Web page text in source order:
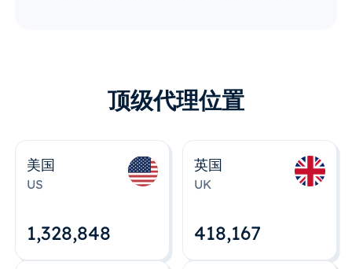
顶级代理位置
美国
US
1,328,848
英国
UK
418,167